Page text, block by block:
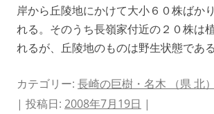
岸から丘陵地にかけて大小６０株ばか
れる。そのうち長嶺家付近の２０株は
れるが、丘陵地のものは野生状態である
カテゴリー: 長崎の巨樹・名木 （県 北）
| 投稿日: 2008年7月19日 |